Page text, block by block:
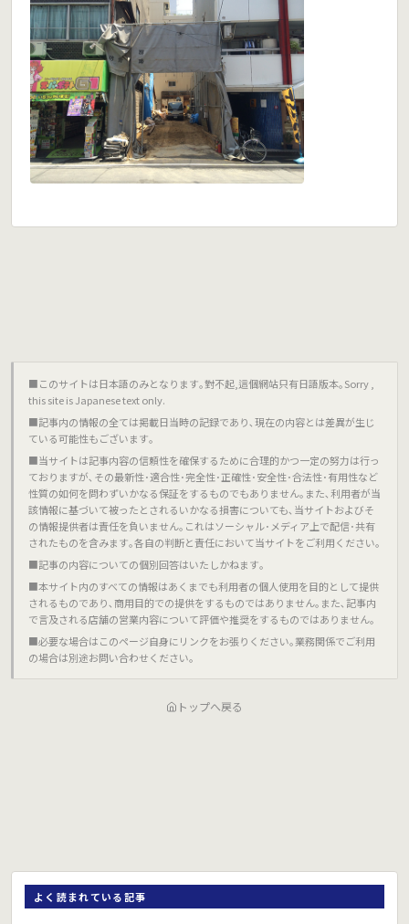
■このサイトは日本語のみとなります｡對不起,這個網站只有日語版本｡Sorry ,
this site is Japanese text only.
■記事内の情報の全ては掲載日当時の記録であり､現在の内容とは差異が生じ
ている可能性もございます｡
■当サイトは記事内容の信頼性を確保するために合理的かつ一定の努力は行っ
ておりますが､その最新性･適合性･完全性･正確性･安全性･合法性･有用性など
性質の如何を問わずいかなる保証をするものでもありません｡また､利用者が当
該情報に基づいて被ったとされるいかなる損害についても､当サイトおよびそ
の情報提供者は責任を負いません｡これはソーシャル･メディア上で配信･共有
されたものを含みます｡各自の判断と責任において当サイトをご利用ください｡
■記事の内容についての個別回答はいたしかねます｡
■本サイト内のすべての情報はあくまでも利用者の個人使用を目的として提供
されるものであり､商用目的での提供をするものではありません｡また､記事内
で言及される店舗の営業内容について評価や推奨をするものではありません｡
■必要な場合はこのページ自身にリンクをお張りください｡業務関係でご利用
の場合は別途お問い合わせください｡
トップへ戻る
よく読まれている記事